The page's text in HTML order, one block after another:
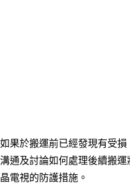
如果於搬運前已經發現有受
溝通及討論如何處理後續搬運
晶電視的防護措施。